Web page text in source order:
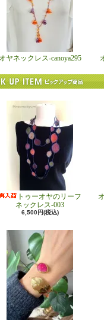
オヤネックレス-canoya295
トゥーオヤのリーフ
ネックレス-003
6,500円(税込)